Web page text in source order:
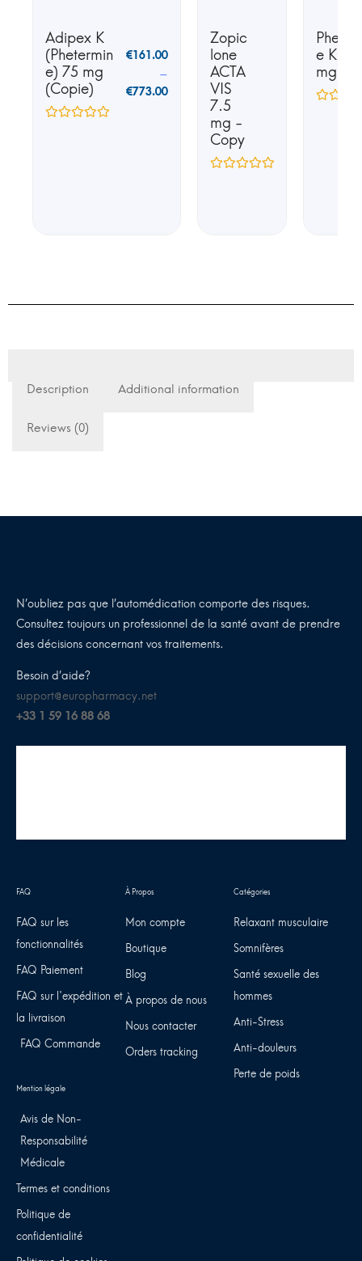
Adipex K
(Phetermin
e) 75 mg
(Copie)
€161.00
–
€773.00
Zopic
lone
ACTA
VIS
7.5
mg -
Copy
e K25
mg
Description Additional information
Reviews (0)
N’oubliez pas que l’automédication comporte des risques.
Consultez toujours un professionnel de la santé avant de prendre
des décisions concernant vos traitements.
Besoin d’aide?
support@europharmacy.net
+33 1 59 16 88 68
FAQ sur les
fonctionnalités
FAQ Paiement
FAQ sur l'expédition et
la livraison
FAQ Commande
Mon compte
Boutique
Blog
À propos de nous
Nous contacter
Orders tracking
Relaxant musculaire
Somnifères
Santé sexuelle des
hommes
Anti-Stress
Anti-douleurs
Perte de poids
Avis de Non-
Responsabilité
Médicale
Termes et conditions
Politique de
confidentialité